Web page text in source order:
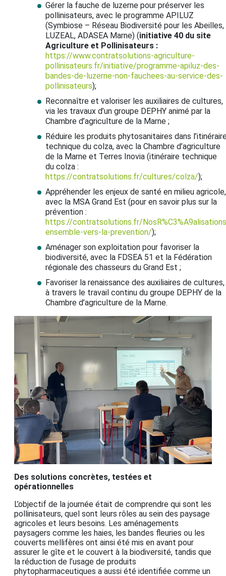
Gérer la fauche de luzerne pour préserver les
pollinisateurs, avec le programme APILUZ
(Symbiose – Réseau Biodiversité pour les Abeilles,
LUZEAL, ADASEA Marne) (initiative 40 du site
Agriculture et Pollinisateurs :
https://www.contratsolutions-agriculture-
pollinisateurs.fr/initiative/programme-apiluz-des-
bandes-de-luzerne-non-fauchees-au-service-des-
pollinisateurs);
Reconnaître et valoriser les auxiliaires de cultures,
via les travaux d’un groupe DEPHY animé par la
Chambre d’agriculture de la Marne ;
Réduire les produits phytosanitaires dans
technique du colza, avec la Chambre d’agriculture
de la Marne et Terres Inovia (itinéraire technique
du colza :
https://contratsolutions.fr/cultures/colza/);
Appréhender les enjeux de santé en milieu agricole,
avec la MSA Grand Est (pour en savoir plus sur la
prévention :
https://contratsolutions.fr/
ensemble-vers-la-prevention/);
Aménager son exploitation pour favoriser la
biodiversité, avec la FDSEA 51 et la Fédération
régionale des chasseurs du Grand Est ;
Favoriser la renaissance des auxiliaires de cultures,
à travers le travail continu du groupe DEPHY de la
Chambre d’agriculture de la Marne.
Des solutions concrètes, testées et
opérationnelles
L’objectif de la journée était de comprendre qui sont les
pollinisateurs, quel sont leurs rôles au sein des paysage
agricoles et leurs besoins. Les aménagements
paysagers comme les haies, les bandes fleuries ou les
couverts mellifères ont ainsi été mis en avant pour
assurer le gîte et le couvert à la biodiversité, tandis que
la réduction de l’usage de produits
phytopharmaceutiques a aussi été identifiée comme un